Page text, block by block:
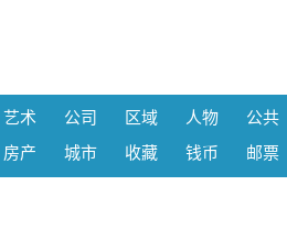
艺术 公司 区域 人物 公共
房产 城市 收藏 钱币 邮票